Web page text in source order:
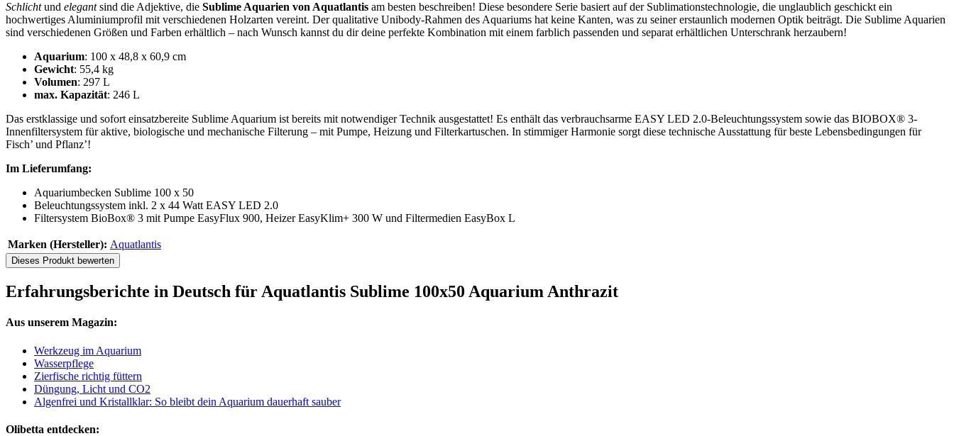
Schlichtund elegantsind die Adjektive, die Sublime Aquarien von Aquatlantis am besten beschreiben! Diese besondere Serie basiert auf der Sublimationstechnologie, die unglaublich geschickt ein
hochwertiges Aluminiumprofil mit verschiedenen Holzarten vereint. Der qualitative Unibody-Rahmen des Aquariums hat keine Kanten, was zu seiner erstaunlich modernen Optik beiträgt. Die Sublime Aquarien
sind verschiedenen Größen und Farben erhältlich – nach Wunsch kannst du dir deine perfekte Kombination mit einem farblich passenden und separat erhältlichen Unterschrank herzaubern!
Aquarium: 100 x 48,8 x 60,9 cm
Gewicht: 55,4 kg
Volumen: 297 L
max. Kapazität: 246 L
Das erstklassige und sofort einsatzbereite Sublime Aquarium ist bereits mit notwendiger Technik ausgestattet! Es enthält das verbrauchsarme EASY LED 2.0-Beleuchtungssystem sowie das BIOBOX® 3-
Innenfiltersystem für aktive, biologische und mechanische Filterung – mit Pumpe, Heizung und Filterkartuschen. In stimmiger Harmonie sorgt diese technische Ausstattung für beste Lebensbedingungen für
Fisch’ und Pflanz’!
Im Lieferumfang:
Aquariumbecken Sublime 100 x 50
Beleuchtungssystem inkl. 2 x 44 Watt EASY LED 2.0
Filtersystem BioBox® 3 mit Pumpe EasyFlux 900, Heizer EasyKlim+ 300 W und Filtermedien EasyBox L
Marken (Hersteller): Aquatlantis
Dieses Produkt bewerten
Erfahrungsberichte in Deutsch für Aquatlantis Sublime 100x50 Aquarium Anthrazit
Aus unserem Magazin:
Werkzeug im Aquarium
Wasserpflege
Zierfische richtig füttern
Düngung, Licht und CO2
Algenfrei und Kristallklar: So bleibt dein Aquarium dauerhaft sauber
Olibetta entdecken: